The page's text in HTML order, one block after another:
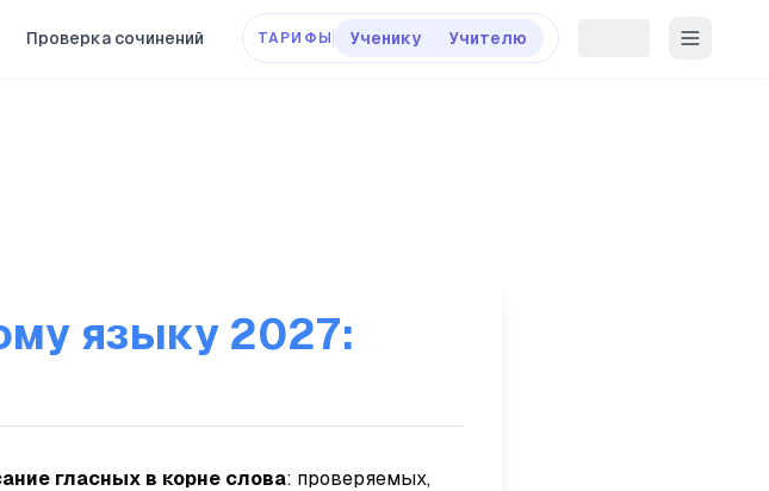
Проверка сочинений ТАРИФЫ Ученику Учителю
языку 2027:
гласных в корне слова: проверяемых,